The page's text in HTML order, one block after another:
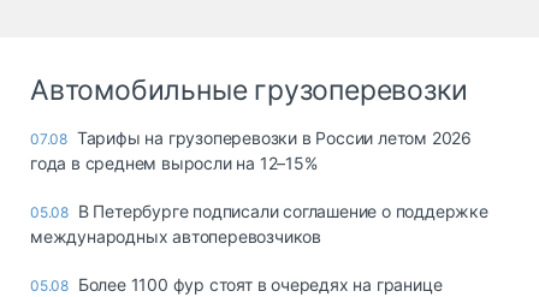
Автомобильные грузоперевозки
07.08 Тарифы на грузоперевозки в России летом 2026
года в среднем выросли на 12–15%
05.08 В Петербурге подписали соглашение о поддержке
международных автоперевозчиков
05.08 Более 1100 фур стоят в очередях на границе